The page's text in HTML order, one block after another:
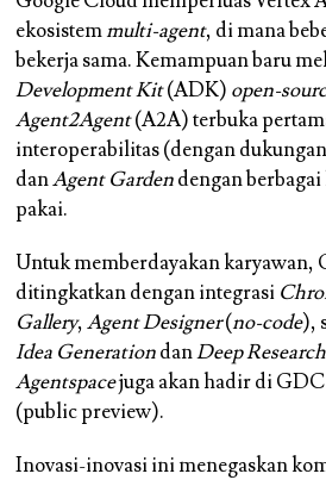
ekosistemmulti-agent, di mana
bekerja sama. Kemampuan baru
Development Kit(ADK) open-
Agent2Agent(A2A) terbuka
interoperabilitas (dengan
danAgent Gardendengan
pakai.
Untuk memberdayakan karyawan,
ditingkatkan dengan integrasi
Gallery,Agent Designer(no-code),
Idea GenerationdanDeep Research
Agentspacejuga akan hadir di
(public preview).
Inovasi-inovasi ini menegaskan